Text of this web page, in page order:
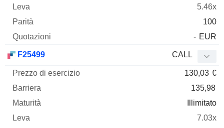
5.46x
100
- EUR
F25499 CALL
130,03 €
135,98
Illimitato
7.03x